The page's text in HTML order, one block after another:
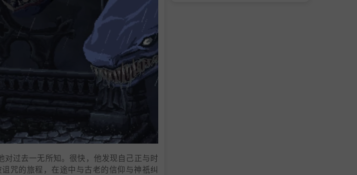
过去一无所知。很快，他发现自己正与时
咒的旅程，在途中与古老的信仰与神祇纠